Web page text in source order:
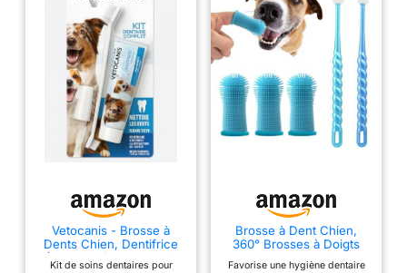
Vetocanis - Brosse à
Dents Chien, Dentifrice
(Tube 85g) et Brosse à
Kit de soins dentaires pour
Brosse à Dent Chien,
360° Brosses à Doigts
pour Animaux, Rafraîchit
Favorise une hygiène dentaire